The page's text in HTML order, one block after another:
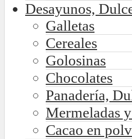
Desayunos,
Galletas
Cereales
Golosinas
Chocolates
Panadería,
Mermeladas
Cacao en